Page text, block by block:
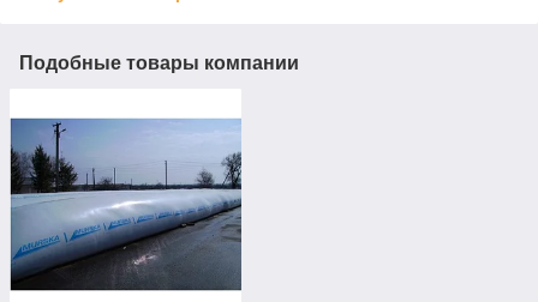
Подобные товары компании